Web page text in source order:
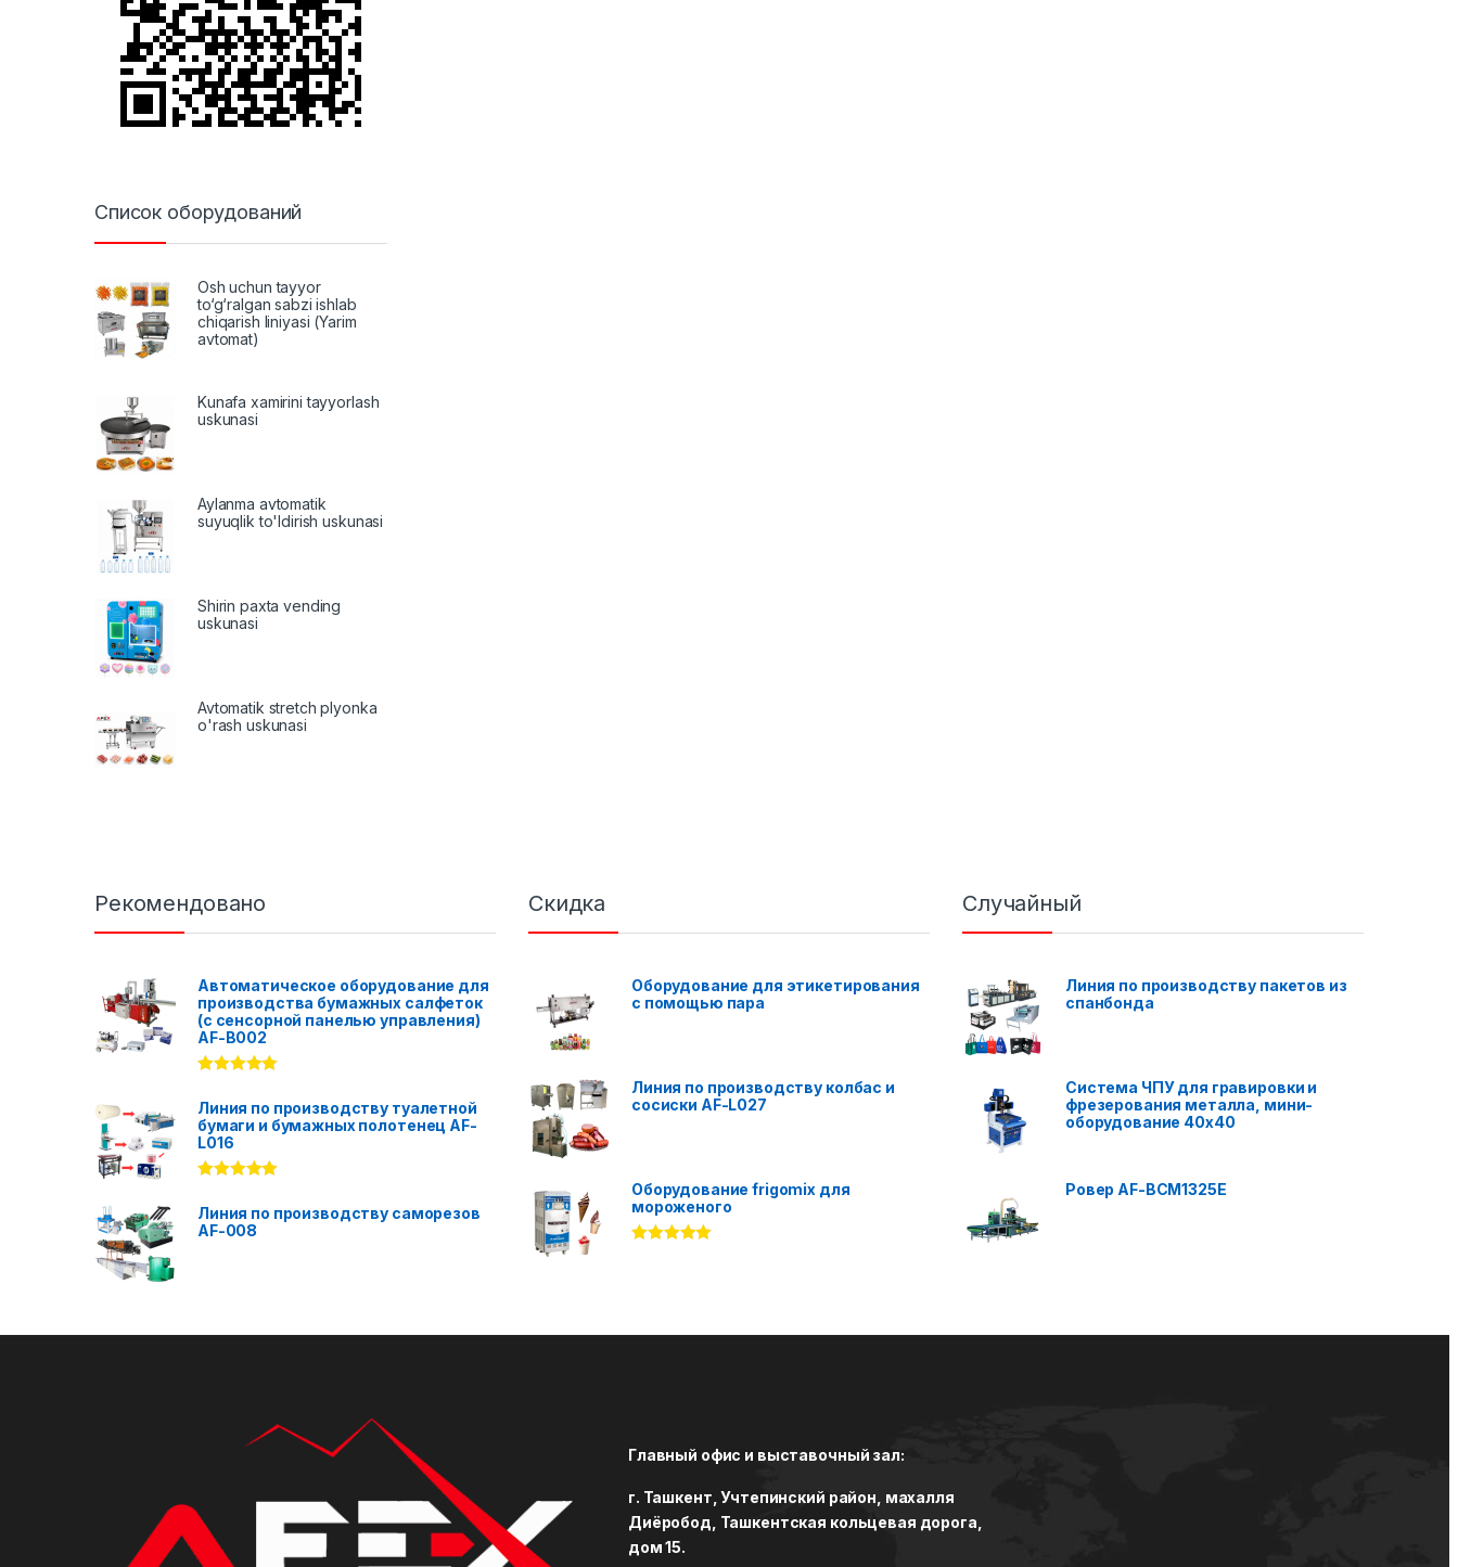
Список оборудований
Osh uchun tayyor
to‘g‘ralgan sabzi ishlab
chiqarish liniyasi (Yarim
avtomat)
Kunafa xamirini tayyorlash
uskunasi
Aylanma avtomatik
suyuqlik to'ldirish uskunasi
Shirin paxta vending
uskunasi
Avtomatik stretch plyonka
o'rash uskunasi
Рекомендовано
Автоматическое оборудование для
производства бумажных салфеток
(с сенсорной панелью управления)
AF-B002
out of 5
Линия по производству туалетной
бумаги и бумажных полотенец AF-
L016
out of 5
Линия по производству саморезов
AF-008
Скидка
Оборудование для этикетирования
с помощью пара
Линия по производству колбас и
сосиски AF-L027
Оборудование frigomix для
мороженого
Случайный
Линия по производству пакетов из
спанбонда
Система ЧПУ для гравировки и
фрезерования металла, мини-
оборудование 40x40
Ровер AF-BCM1325E
Главный офис и выставочный зал:
г. Ташкент, Учтепинский район, махалля
Диёробод, Ташкентская кольцевая дорога,
дом 15.